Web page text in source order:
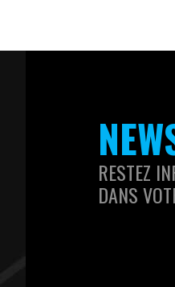
RESTEZ
DANS